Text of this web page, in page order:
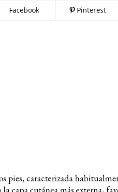
Facebook Pinterest
pies, caracterizada